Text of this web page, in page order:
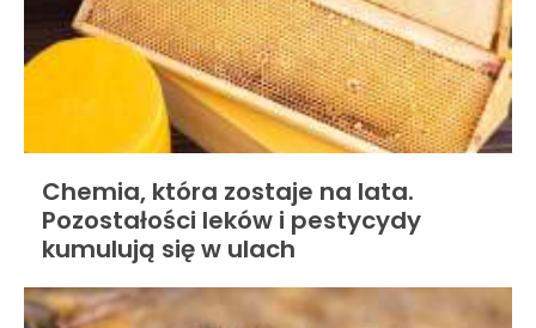
Chemia, która zostaje na lata.
Pozostałości leków i pestycydy
kumulują się w ulach